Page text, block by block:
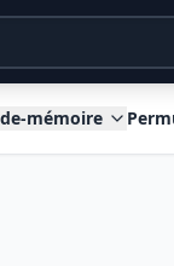
mémoire